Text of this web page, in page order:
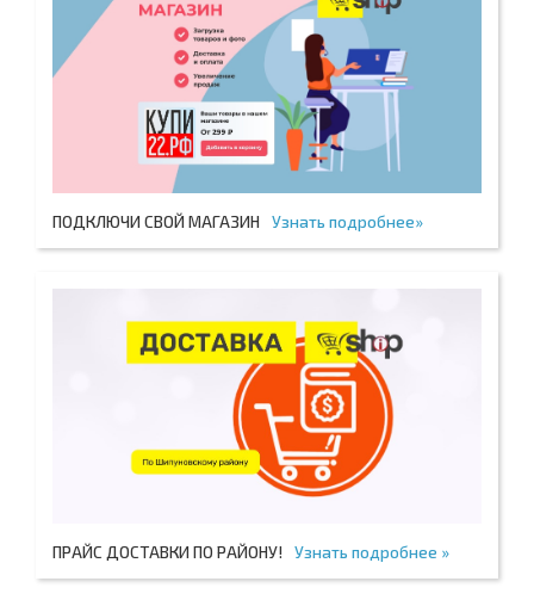
ПОДКЛЮЧИ СВОЙ МАГАЗИН Узнать подробнее»
ПРАЙС ДОСТАВКИ ПО РАЙОНУ! Узнать подробнее »